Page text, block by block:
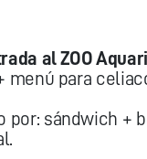
al ZOO
menú para
por: sándwich +